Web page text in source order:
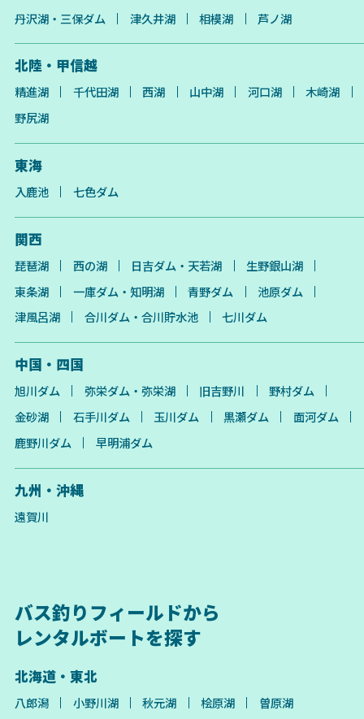
丹沢湖・三保ダム
津久井湖 相模湖 芦ノ湖
北陸・甲信越
精進湖 千代田湖 西湖 山中湖 河口湖
木崎湖
野尻湖
東海
入鹿池 七色ダム
関西
琵琶湖 西の湖 日吉ダム・天若湖
生野銀山湖
東条湖
一庫ダム・知明湖 青野ダム
池原ダム
津風呂湖
合川ダム・合川貯水池 七川ダム
中国・四国
旭川ダム 弥栄ダム・弥栄湖 旧吉野川
野村ダム
金砂湖
石手川ダム 玉川ダム 黒瀬ダム
面河ダム
鹿野川ダム
早明浦ダム
九州・沖縄
遠賀川
バス釣りフィールドから
レンタルボートを探す
北海道・東北
八郎潟 小野川湖 秋元湖 桧原湖 曽原湖